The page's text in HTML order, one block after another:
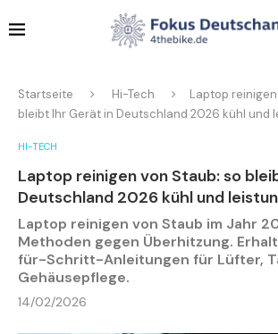
Startseite Hi-Tech
Laptop
bleibt Ihr Gerät in Deutschland 2026 kühl und
HI-TECH
Laptop reinigen von Staub: so
Deutschland 2026 kühl und
Laptop reinigen von Staub im Jahr
Methoden gegen Überhitzung.
für-Schritt-Anleitungen für Lüfter,
Gehäusepflege.
14/02/2026